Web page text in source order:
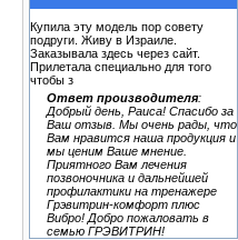
Купила эту модель пор совету
подруги. Живу в Израиле.
Заказывала здесь через сайт.
Прилетала специально для того
чтобы з
Ответ производителя:
Добрый день, Раиса! Спасибо за
Ваш отзыв. Мы очень рады, что
Вам нравится наша продукция и
мы ценим Ваше мнение.
Приятного Вам лечения
позвоночника и дальнейшей
профилактики на тренажере
Грэвитрин-комфорт плюс
Вибро! Добро пожаловать в
семью ГРЭВИТРИН!